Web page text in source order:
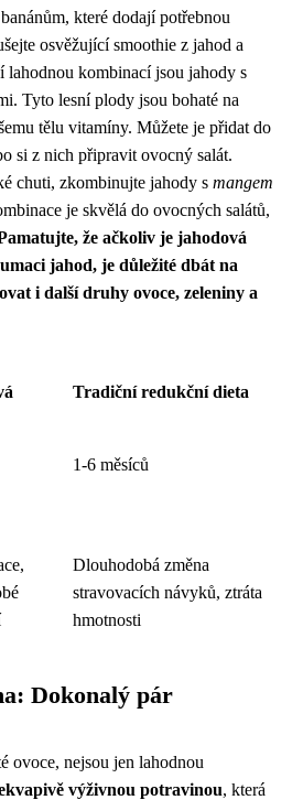
které dodají potřebnou
osvěžující smoothie z jahod a
lahodnou kombinací jsou jahody s
Tyto lesní plody jsou bohaté na
tělu vitamíny. Můžete je přidat do
si z nich připravit ovocný salát.
chuti, zkombinujte jahody s mangem
je skvělá do ovocných salátů,
že ačkoliv je jahodová
jahod, je důležité dbát na
i další druhy ovoce, zeleniny a
Tradiční redukční dieta
1-6 měsíců
Dlouhodobá změna
stravovacích návyků, ztráta
hmotnosti
Dokonalý pár
ovoce, nejsou jen lahodnou
výživnou potravinou, která